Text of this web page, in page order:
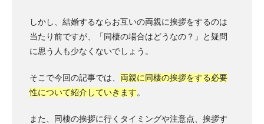
しかし、結婚するならお互いの両親に挨拶をするのは
当たり前ですが、「同棲の場合はどうなの？」と疑問
に思う人も少なくないでしょう。
そこで今回の記事では、 両親に同棲の挨拶をする必要
性について紹介していきます。
また、同棲の挨拶に行くタイミングや注意点、挨拶す